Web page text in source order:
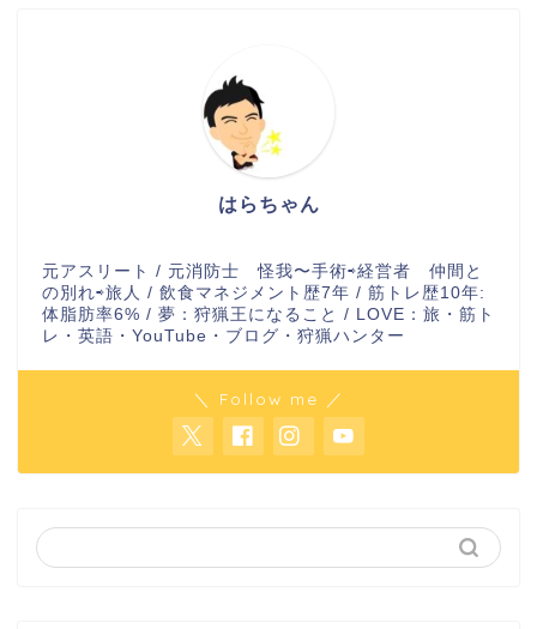
はらちゃん
元アスリート / 元消防士 怪我〜手術⇨経営者 仲間と
の別れ⇨旅人 / 飲食マネジメント歴7年 / 筋トレ歴10年:
体脂肪率6% / 夢：狩猟王になること / LOVE：旅・筋ト
レ・英語・YouTube・ブログ・狩猟ハンター
＼ Follow me ／